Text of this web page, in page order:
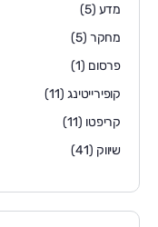
מדע (5)
מחקר (5)
פרסום (1)
קופירייטינג(11)
קריפטו (11)
שיווק (41)